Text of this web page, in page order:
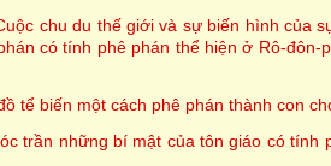
chu du thế giới và sự biến hình của
có tính phê phán thể hiện ở Rô-đôn-
tể biến một cách phê phán thành con
trần những bí mật của tôn giáo có tính